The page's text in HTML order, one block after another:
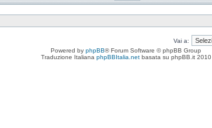
Vai a:
Powered by phpBB® Forum Software © phpBB Group
Traduzione Italiana phpBBItalia.netbasata su phpBB.it 2010